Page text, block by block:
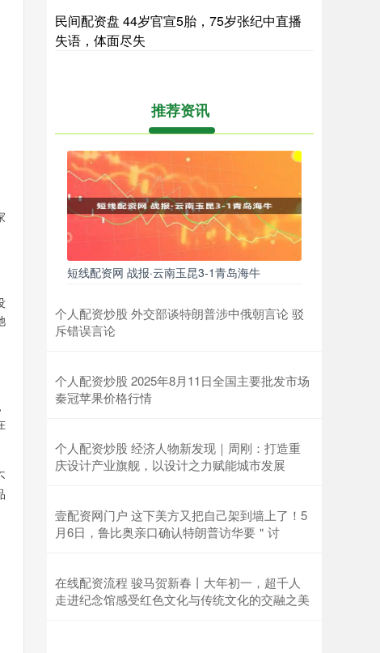
民间配资盘 44岁官宣5胎，75岁张纪中直播
失语，体面尽失
推荐资讯
短线配资网 战报·云南玉昆3-1青岛海牛
个人配资炒股 外交部谈特朗普涉中俄朝言论 驳
斥错误言论
个人配资炒股 2025年8月11日全国主要批发市场
秦冠苹果价格行情
个人配资炒股 经济人物新发现｜周刚：打造重
庆设计产业旗舰，以设计之力赋能城市发展
壹配资网门户 这下美方又把自己架到墙上了！5
月6日，鲁比奥亲口确认特朗普访华要＂讨
在线配资流程 骏马贺新春丨大年初一，超千人
走进纪念馆感受红色文化与传统文化的交融之美